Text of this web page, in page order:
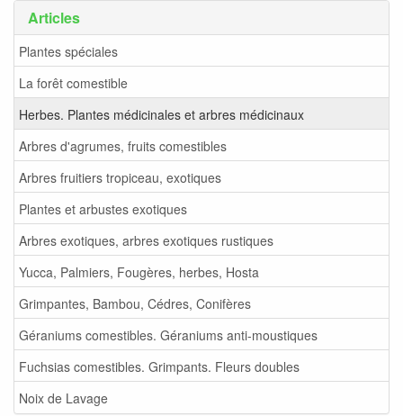
Articles
Plantes spéciales
La forêt comestible
Herbes. Plantes médicinales et arbres médicinaux
Arbres d'agrumes, fruits comestibles
Arbres fruitiers tropiceau, exotiques
Plantes et arbustes exotiques
Arbres exotiques, arbres exotiques rustiques
Yucca, Palmiers, Fougères, herbes, Hosta
Grimpantes, Bambou, Cédres, Conifères
Géraniums comestibles. Géraniums anti-moustiques
Fuchsias comestibles. Grimpants. Fleurs doubles
Noix de Lavage